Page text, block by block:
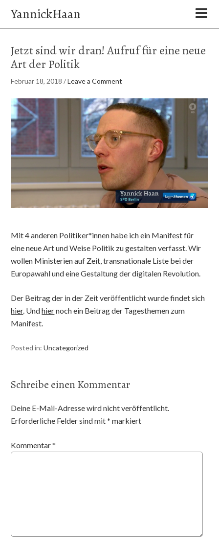
YannickHaan
Jetzt sind wir dran! Aufruf für eine neue
Art der Politik
Februar 18, 2018 /Leave a Comment
Mit 4 anderen Politiker*innen habe ich ein Manifest für
eine neue Art und Weise Politik zu gestalten verfasst. Wir
wollen Ministerien auf Zeit, transnationale Liste bei der
Europawahl und eine Gestaltung der digitalen Revolution.
Der Beitrag der in der Zeit veröffentlicht wurde findet sich
hier. Undhiernoch ein Beitrag der Tagesthemen zum
Manifest.
Posted in:Uncategorized
Schreibe einen Kommentar
Deine E-Mail-Adresse wird nicht veröffentlicht.
Erforderliche Felder sind mit* markiert
Kommentar*